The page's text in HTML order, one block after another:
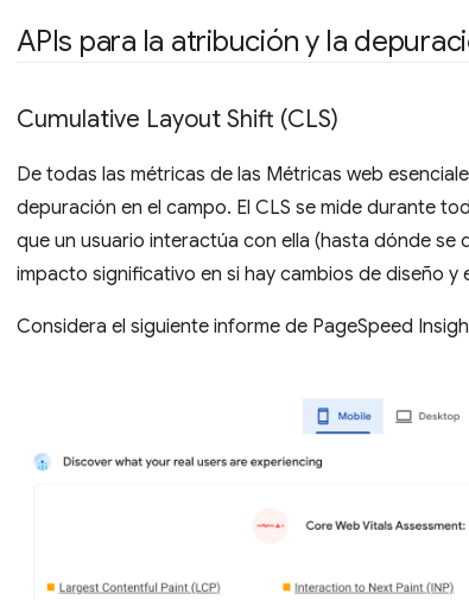
APIs para la atribución y la
Cumulative Layout Shift (CLS)
De todas las métricas de las Métricas web
depuración en el campo. El CLS se mide durante
que un usuario interactúa con ella (hasta dónde
impacto significativo en si hay cambios de diseño y
Considera el siguiente informe de PageSpeed